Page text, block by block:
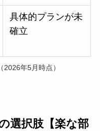
具体的プランが未
確立
年5月時点）
選択肢【楽な部